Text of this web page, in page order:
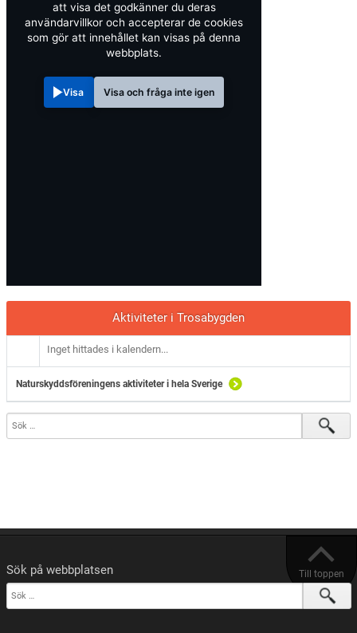
att visa det godkänner du deras
användarvillkor och accepterar de cookies
som gör att innehållet kan visas på denna
webbplats.
Visa Visa och fråga inte igen
Aktiviteter i Trosabygden
Inget hittades i kalendern...
Naturskyddsföreningens aktiviteter i hela Sverige
Till toppen
Sök på webbplatsen